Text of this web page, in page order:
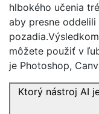
hlbokého učenia
aby presne
môžete použiť v
je Photoshop,
Ktorý nástroj AI